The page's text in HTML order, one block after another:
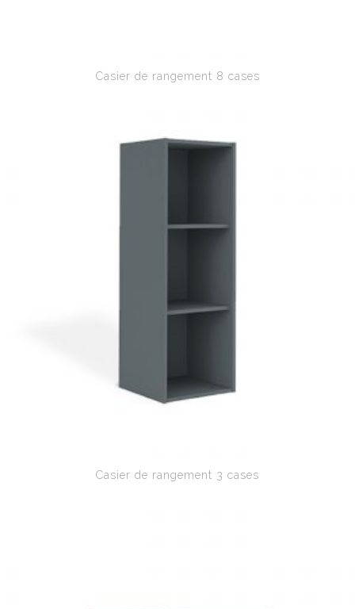
Casier de rangement 8 cases
Casier de rangement 3 cases